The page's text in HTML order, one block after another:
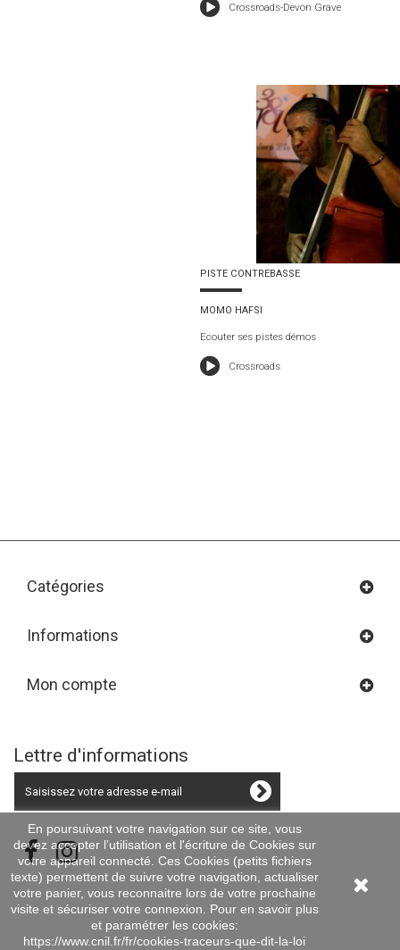
Crossroads-Devon Grave
PISTE CONTREBASSE
MOMO HAFSI
Ecouter ses pistes démos
Crossroads
Catégories
Informations
Mon compte
Lettre d'informations
En poursuivant votre navigation sur ce site, vous
devez accepter l’utilisation et l'écriture de Cookies sur
votre appareil connecté. Ces Cookies (petits fichiers
texte) permettent de suivre votre navigation, actualiser
votre panier, vous reconnaitre lors de votre prochaine
visite et sécuriser votre connexion. Pour en savoir plus
et paramétrer les cookies:
https://www.cnil.fr/fr/cookies-traceurs-que-dit-la-loi